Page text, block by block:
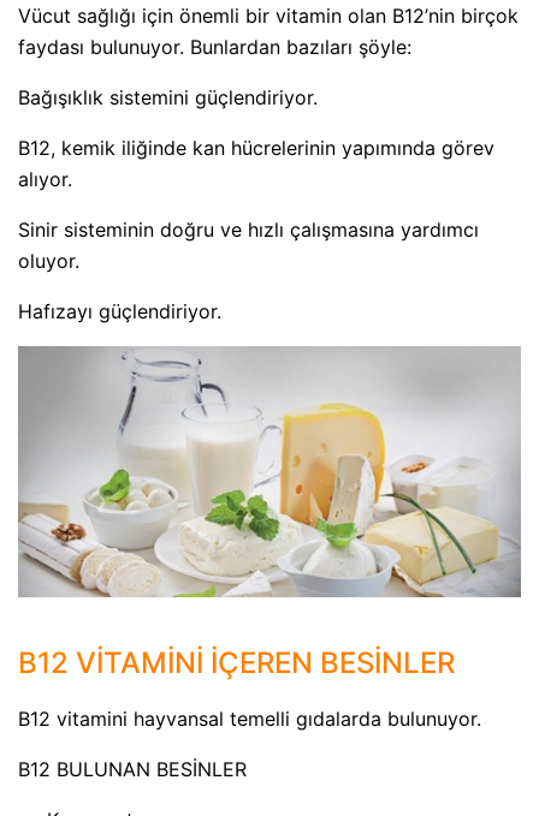
Vücut sağlığı için önemli bir vitamin olan B12’nin birçok
faydası bulunuyor. Bunlardan bazıları şöyle:
Bağışıklık sistemini güçlendiriyor.
B12, kemik iliğinde kan hücrelerinin yapımında görev
alıyor.
Sinir sisteminin doğru ve hızlı çalışmasına yardımcı
oluyor.
Hafızayı güçlendiriyor.
B12 VİTAMİNİ İÇEREN BESİNLER
B12 vitamini hayvansal temelli gıdalarda bulunuyor.
B12 BULUNAN BESİNLER